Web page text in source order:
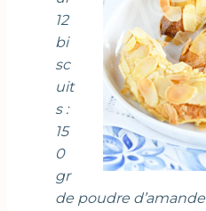
12
bi
sc
uit
s :
15
0
gr
de poudre d’amande